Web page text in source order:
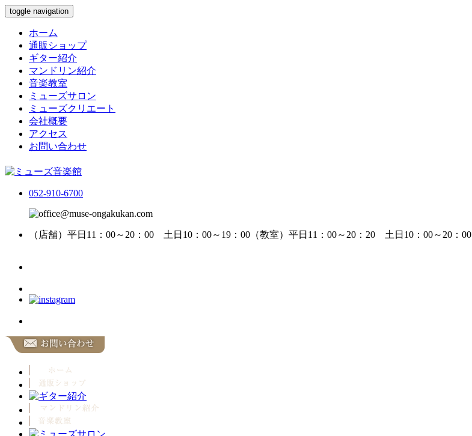
toggle navigation
ホーム
通販ショップ
ギター紹介
マンドリン紹介
音楽教室
ミューズサロン
ミューズクリエート
会社概要
アクセス
お問い合わせ
052-910-6700
（店舗）平日11：00～20：00 土日10：00～19：00 （教室）平日11：00～20：20 土日10：00～20：00